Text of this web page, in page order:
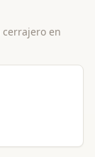
cerrajero en